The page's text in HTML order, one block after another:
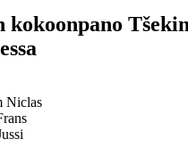
kokoonpano
Niclas